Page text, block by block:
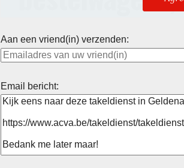
Aan een vriend(in) verzenden:
Email bericht: